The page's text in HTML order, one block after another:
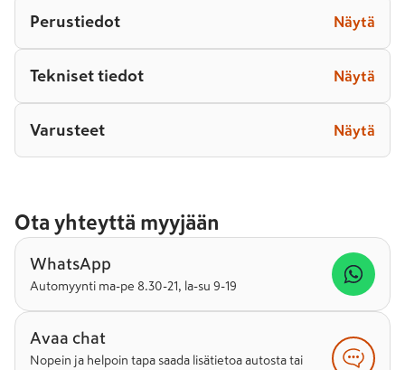
Perustiedot Näytä
Tekniset tiedot Näytä
Varusteet Näytä
Ota yhteyttä myyjään
WhatsApp
Automyynti ma-pe 8.30-21, la-su 9-19
Avaa chat
Nopein ja helpoin tapa saada lisätietoa autosta tai